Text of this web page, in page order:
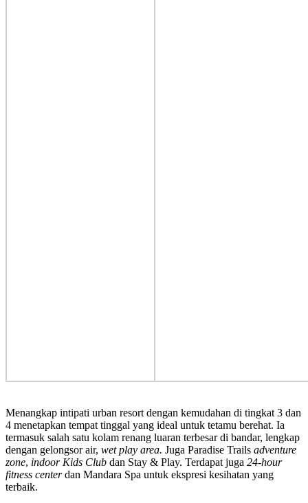
Menangkap intipati urban resort dengan kemudahan di tingkat 3 dan
4 menetapkan tempat tinggal yang ideal untuk tetamu berehat. Ia
termasuk salah satu kolam renang luaran terbesar di bandar, lengkap
dengan gelongsor air, wet play area. Juga Paradise Trails adventure
zone, indoor Kids Club dan Stay & Play. Terdapat juga 24-hour
fitness centerdan Mandara Spa untuk ekspresi kesihatan yang
terbaik.